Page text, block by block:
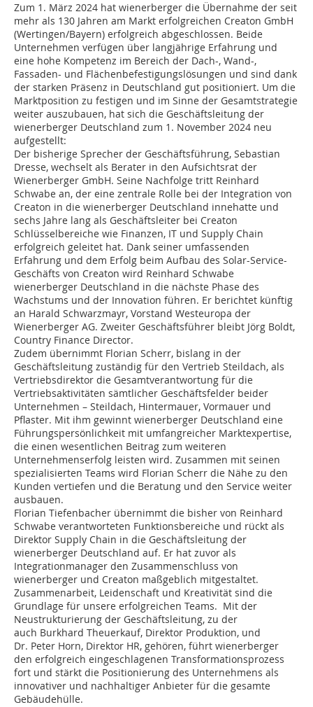
Zum 1. März 2024 hat wienerberger die Übernahme der seit
mehr als 130 Jahren am Markt erfolgreichen Creaton GmbH
(Wertingen/Bayern) erfolgreich abgeschlossen. Beide
Unternehmen verfügen über langjährige Erfahrung und
eine hohe Kompetenz im Bereich der Dach-, Wand-,
Fassaden- und Flächenbefestigungslösungen und sind dank
der starken Präsenz in Deutschland gut positioniert. Um die
Marktposition zu festigen und im Sinne der Gesamtstrategie
weiter auszubauen, hat sich die Geschäftsleitung der
wienerberger Deutschland zum 1. November 2024 neu
aufgestellt:
Der bisherige Sprecher der Geschäftsführung, Sebastian
Dresse, wechselt als Berater in den Aufsichtsrat der
Wienerberger GmbH. Seine Nachfolge tritt Reinhard
Schwabe an, der eine zentrale Rolle bei der Integration von
Creaton in die wienerberger Deutschland innehatte und
sechs Jahre lang als Geschäftsleiter bei Creaton
Schlüsselbereiche wie Finanzen, IT und Supply Chain
erfolgreich geleitet hat. Dank seiner umfassenden
Erfahrung und dem Erfolg beim Aufbau des Solar-Service-
Geschäfts von Creaton wird Reinhard Schwabe
wienerberger Deutschland in die nächste Phase des
Wachstums und der Innovation führen. Er berichtet künftig
an Harald Schwarzmayr, Vorstand Westeuropa der
Wienerberger AG. Zweiter Geschäftsführer bleibt Jörg Boldt,
Country Finance Director.
Zudem übernimmt Florian Scherr, bislang in der
Geschäftsleitung zuständig für den Vertrieb Steildach, als
Vertriebsdirektor die Gesamtverantwortung für die
Vertriebsaktivitäten sämtlicher Geschäftsfelder beider
Unternehmen – Steildach, Hintermauer, Vormauer und
Pflaster. Mit ihm gewinnt wienerberger Deutschland eine
Führungspersönlichkeit mit umfangreicher Marktexpertise,
die einen wesentlichen Beitrag zum weiteren
Unternehmenserfolg leisten wird. Zusammen mit seinen
spezialisierten Teams wird Florian Scherr die Nähe zu den
Kunden vertiefen und die Beratung und den Service weiter
ausbauen.
Florian Tiefenbacher übernimmt die bisher von Reinhard
Schwabe verantworteten Funktionsbereiche und rückt als
Direktor Supply Chain in die Geschäftsleitung der
wienerberger Deutschland auf. Er hat zuvor als
Integrationmanager den Zusammenschluss von
wienerberger und Creaton maßgeblich mitgestaltet.
Zusammenarbeit, Leidenschaft und Kreativität sind die
Grundlage für unsere erfolgreichen Teams. Mit der
Neustrukturierung der Geschäftsleitung, zu der
auch Burkhard Theuerkauf, Direktor Produktion, und
Dr. Peter Horn, Direktor HR, gehören, führt wienerberger
den erfolgreich eingeschlagenen Transformationsprozess
fort und stärkt die Positionierung des Unternehmens als
innovativer und nachhaltiger Anbieter für die gesamte
Gebäudehülle.